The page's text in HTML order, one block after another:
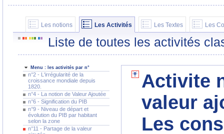
Les notions Les Activités Les Textes Les
Liste de toutes les activités
Menu : les activités par n°
n°2 - L'irrégularité de la
croissance mondiale depuis
1820.
n°4 - La notion de Valeur Ajoutée
n°6 - Signification du PIB
n°9 - Niveau de départ et
évolution du PIB par habitant
selon la zone
n°11 - Partage de la valeur
Activite
valeur
Les